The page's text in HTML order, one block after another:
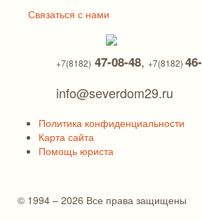
Связаться с нами
+7(8182) 47-08-48, +7(8182)
info@severdom29.ru
Политика конфиденциальности
Карта сайта
Помощь юриста
© 1994 – 2026 Все права защищены